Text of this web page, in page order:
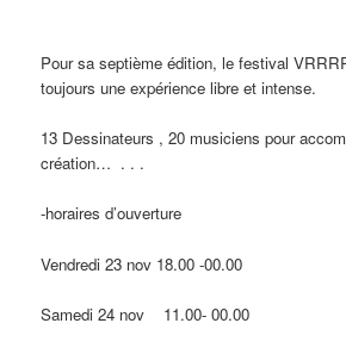
Pour sa septième édition, le festival
toujours une expérience libre et intense.
13 Dessinateurs , 20 musiciens pour
création… . . .
-horaires d’ouverture
Vendredi 23 nov 18.00 -00.00
Samedi 24 nov 11.00- 00.00